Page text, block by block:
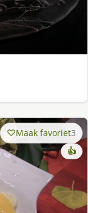
Maak favoriet3
👍